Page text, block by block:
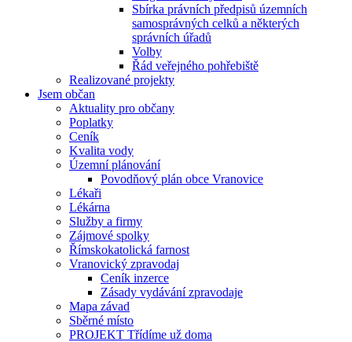
Sbírka právních předpisů územních
samosprávných celků a některých
správních úřadů
Volby
Řád veřejného pohřebiště
Realizované projekty
Jsem občan
Aktuality pro občany
Poplatky
Ceník
Kvalita vody
Územní plánování
Povodňový plán obce Vranovice
Lékaři
Lékárna
Služby a firmy
Zájmové spolky
Římskokatolická farnost
Vranovický zpravodaj
Ceník inzerce
Zásady vydávání zpravodaje
Mapa závad
Sběrné místo
PROJEKT Třídíme už doma